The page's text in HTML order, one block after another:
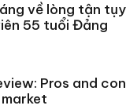
về lòng tận
55 tuổi Đảng
Pros and